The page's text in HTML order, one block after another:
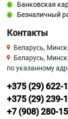
Банковская
Безналичный
Контакты
Беларусь,
Беларусь,
по указанному
+375 (29) 622-
+375 (29) 239-
+7 (908) 280-